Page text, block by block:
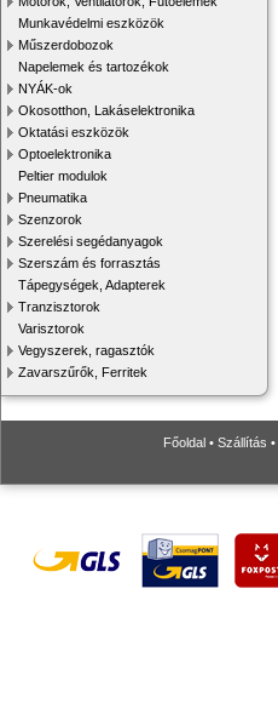
Munkavédelmi eszközök
Műszerdobozok
Napelemek és tartozékok
NYÁK-ok
Okosotthon, Lakáselektronika
Oktatási eszközök
Optoelektronika
Peltier modulok
Pneumatika
Szenzorok
Szerelési segédanyagok
Szerszám és forrasztás
Tápegységek, Adapterek
Tranzisztorok
Varisztorok
Vegyszerek, ragasztók
Zavarszűrők, Ferritek
Főoldal • Szállítás •